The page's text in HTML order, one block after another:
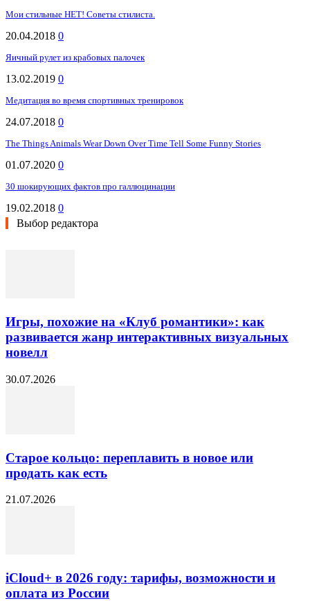
Мои стильные НЕТ! Советы стилиста.
20.04.2018 0
Яичный рулет из крабовых палочек
13.02.2019 0
Медитация во время спортивных тренировок
24.07.2018 0
The Things Animals Wear Down Over Time Tell Some Funny Stories
01.07.2020 0
30 шокирующих фактов про галлюцинации
19.02.2018 0
Выбор редактора
Игры, похожие на «Клуб романтики»: как
развивается жанр интерактивных визуальных
новелл
30.07.2026
Старое кольцо: переплавить в новое или
продать как есть
21.07.2026
iCloud+ в 2026 году: тарифы, возможности и
оплата из России